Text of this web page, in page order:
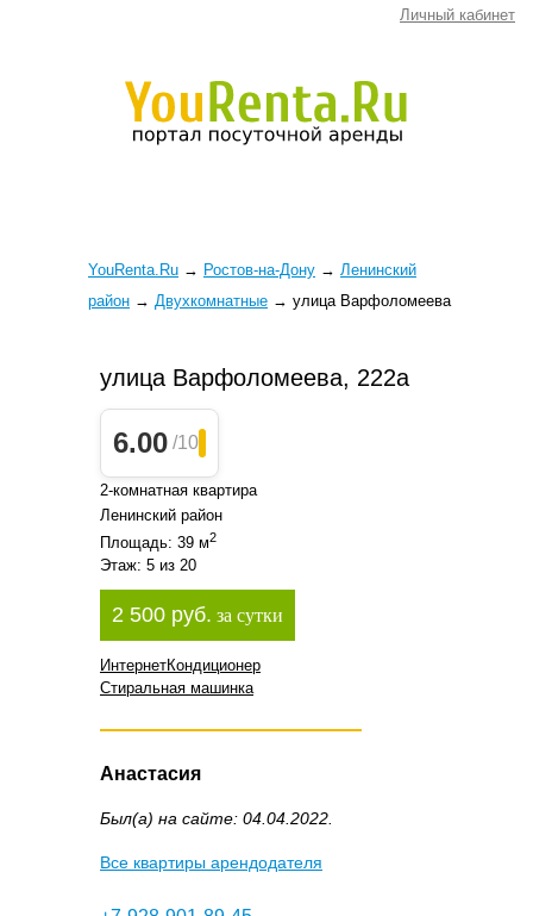
Личный кабинет
YouRenta.Ru → Ростов-на-Дону → Ленинский
район → Двухкомнатные → улица Варфоломеева
улица Варфоломеева, 222а
6.00 /10
2-комнатная квартира
Ленинский район
Площадь: 39 м2
Этаж: 5 из 20
2 500 руб. за сутки
ИнтернетКондиционер
Стиральная машинка
Анастасия
Был(а) на сайте: 04.04.2022.
Все квартиры арендодателя